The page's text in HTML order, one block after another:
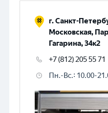
г. Санкт-
Московская,
Гагарина, 34к2
+7 (812) 205 55 71
Пн.-Вс.: 10.00-